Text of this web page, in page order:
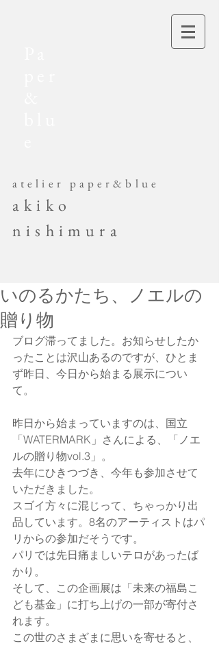
​atelier paper&blue
akiko
nishimura
いのるかたち、ノエルの
贈り物
ブログ滞ってました。お知らせしたか
ったことは沢山あるのですが、ひとま
ず昨日、今日から始まる展示につい
て。
昨日から始まっていますのは、国立
「WATERMARK」さんによる、「ノエ
ルの贈り物vol.3」。
去年にひきつづき、今年も参加させて
いただきました。
スゴイ方々に混じって、ちゃっかり出
品しています。8名のアーティストはパ
リからの参加だそうです。
パリでは先日痛ましいテロがあったば
かり。
そして、この企画展は「未来の福島こ
ども基金」に打ち上げの一部が寄付さ
れます。
この世のさまざまに思いを寄せると、